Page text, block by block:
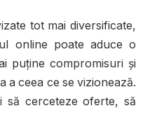
tot mai diversificate,
online poate aduce o
puține compromisuri și
a ceea ce se vizionează.
să cerceteze oferte, să